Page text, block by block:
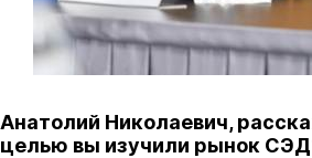
Анатолий Николаевич,
целью вы изучили рынок